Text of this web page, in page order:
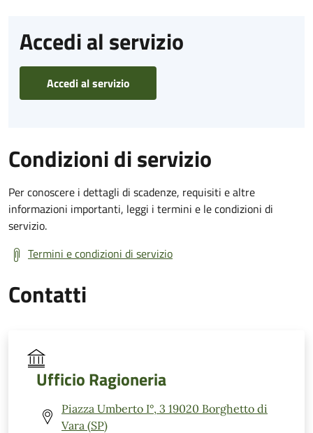
Accedi al servizio
Accedi al servizio
Condizioni di servizio
Per conoscere i dettagli di scadenze, requisiti e altre
informazioni importanti, leggi i termini e le condizioni di
servizio.
Termini e condizioni di servizio
Contatti
Ufficio Ragioneria
Piazza Umberto I°, 3 19020 Borghetto di
Vara (SP)